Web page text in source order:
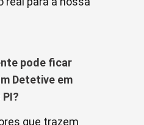
pode ficar
Detetive em
que trazem